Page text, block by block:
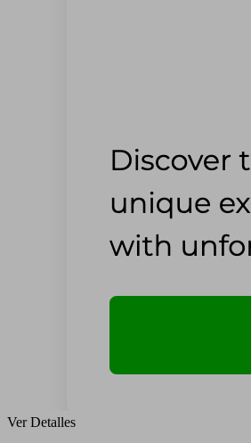
Ver Detalles